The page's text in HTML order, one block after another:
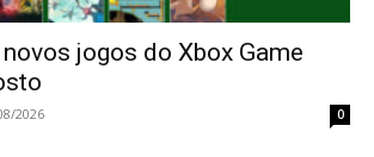
jogos do Xbox Game
2026 0